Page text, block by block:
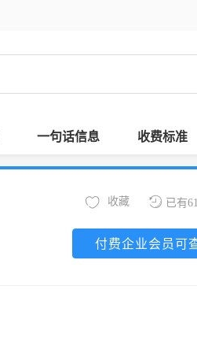
一句话信息 收费标准
已有
收藏
付费企业会员可